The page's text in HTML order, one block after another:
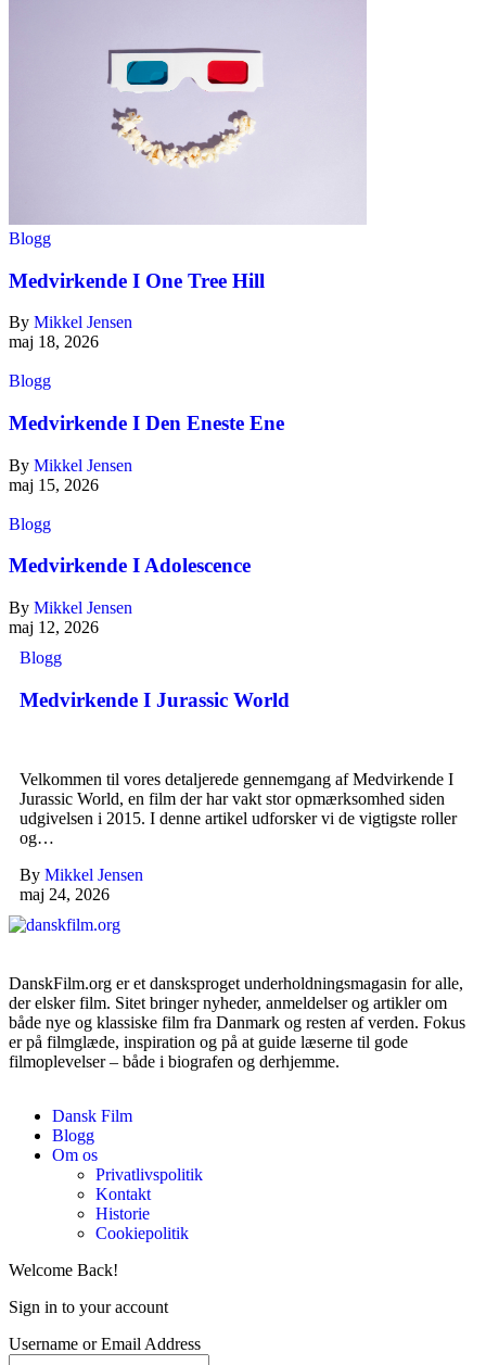
Blogg
Medvirkende I Jurassic World
Velkommen til vores detaljerede gennemgang af Medvirkende I
Jurassic World, en film der har vakt stor opmærksomhed siden
udgivelsen i 2015. I denne artikel udforsker vi de vigtigste roller
og…
By Mikkel Jensen
maj 24, 2026
Blogg
Medvirkende I One Tree Hill
By Mikkel Jensen
maj 18, 2026
Blogg
Medvirkende I Den Eneste Ene
By Mikkel Jensen
maj 15, 2026
Blogg
Medvirkende I Adolescence
By Mikkel Jensen
maj 12, 2026
DanskFilm.org er et dansksproget underholdningsmagasin for alle,
der elsker film. Sitet bringer nyheder, anmeldelser og artikler om
både nye og klassiske film fra Danmark og resten af verden. Fokus
er på filmglæde, inspiration og på at guide læserne til gode
filmoplevelser – både i biografen og derhjemme.
Dansk Film
Blogg
Om os
Privatlivspolitik
Kontakt
Historie
Cookiepolitik
Welcome Back!
Sign in to your account
Username or Email Address